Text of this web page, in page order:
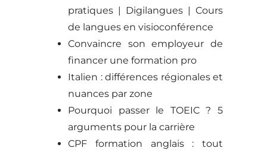
pratiques | Digilangues | Cours
de langues en visioconférence
Convaincre son employeur de
financer une formation pro
Italien : différences régionales et
nuances par zone
Pourquoi passer le TOEIC ? 5
arguments pour la carrière
CPF formation anglais : tout